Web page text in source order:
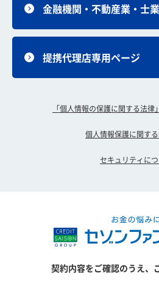
金融機関・不動産業・士
提携代理店専用ページ
「個人情報の保護に関する法
個人情報保護に関す
セキュリティに
契約内容をご確認のうえ、